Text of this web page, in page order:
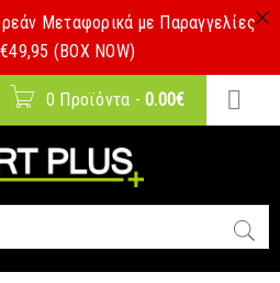
Μεταφορικά με Παραγγελίες
(BOX NOW)
0 Προϊόντα - 0.00€